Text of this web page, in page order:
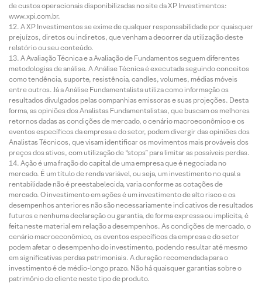
de custos operacionais disponibilizadas no site da XP Investimentos:
www.xpi.com.br.
A XP Investimentos se exime de qualquer responsabilidade por quaisquer
prejuízos, diretos ou indiretos, que venham a decorrer da utilização deste
relatório ou seu conteúdo.
A Avaliação Técnica e a Avaliação de Fundamentos seguem diferentes
metodologias de análise. A Análise Técnica é executada seguindo conceitos
como tendência, suporte, resistência, candles, volumes, médias móveis
entre outros. Já a Análise Fundamentalista utiliza como informação os
resultados divulgados pelas companhias emissoras e suas projeções. Desta
forma, as opiniões dos Analistas Fundamentalistas, que buscam os melhores
retornos dadas as condições de mercado, o cenário macroeconômico e os
eventos específicos da empresa e do setor, podem divergir das opiniões dos
Analistas Técnicos, que visam identificar os movimentos mais prováveis dos
preços dos ativos, com utilização de “stops” para limitar as possíveis perdas.
Ação é uma fração do capital de uma empresa que é negociada no
mercado. É um título de renda variável, ou seja, um investimento no qual a
rentabilidade não é preestabelecida, varia conforme as cotações de
mercado. O investimento em ações é um investimento de alto risco e os
desempenhos anteriores não são necessariamente indicativos de resultados
futuros e nenhuma declaração ou garantia, de forma expressa ou implícita, é
feita neste material em relação a desempenhos. As condições de mercado, o
cenário macroeconômico, os eventos específicos da empresa e do setor
podem afetar o desempenho do investimento, podendo resultar até mesmo
em significativas perdas patrimoniais. A duração recomendada para o
investimento é de médio-longo prazo. Não há quaisquer garantias sobre o
patrimônio do cliente neste tipo de produto.